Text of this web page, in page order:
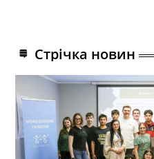
Стрічка новин